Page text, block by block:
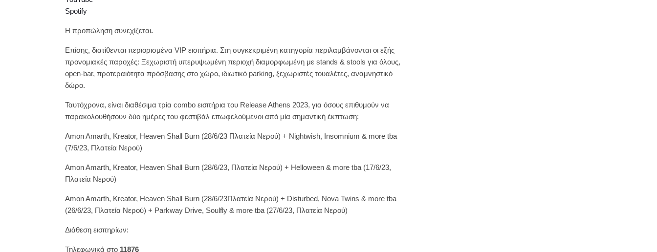
Spotify
Η προπώληση συνεχίζεται.
Επίσης, διατίθενται περιορισμένα VIP εισιτήρια. Στη συγκεκριμένη κατηγορία περιλαμβάνονται οι εξής
προνομιακές παροχές: Ξεχωριστή υπερυψωμένη περιοχή διαμορφωμένη με stands & stools για όλους,
οpen-bar, προτεραιότητα πρόσβασης στο χώρο, ιδιωτικό parking, ξεχωριστές τουαλέτες, αναμνηστικό
δώρο.
Ταυτόχρονα, είναι διαθέσιμα τρία combo εισιτήρια του Release Athens 2023, για όσους επιθυμούν να
παρακολουθήσουν δύο ημέρες του φεστιβάλ επωφελούμενοι από μία σημαντική έκπτωση:
Amon Amarth, Kreator, Heaven Shall Burn (28/6/23 Πλατεία Νερού) + Nightwish, Insomnium & more tba
(7/6/23, Πλατεία Νερού)
Amon Amarth, Kreator, Heaven Shall Burn (28/6/23, Πλατεία Νερού) + Helloween & more tba (17/6/23,
Πλατεία Νερού)
Αmon Amarth, Kreator, Heaven Shall Burn (28/6/23Πλατεία Νερού) + Disturbed, Nova Twins & more tba
(26/6/23, Πλατεία Νερού) + Parkway Drive, Soulfly & more tba (27/6/23, Πλατεία Νερού)
Διάθεση εισιτηρίων:
Τηλεφωνικά στο 11876